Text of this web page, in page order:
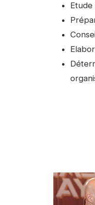
Etude
Image